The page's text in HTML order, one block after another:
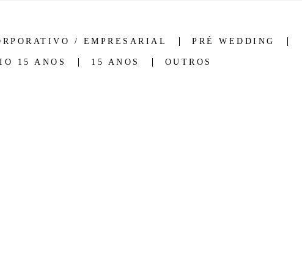
/ EMPRESARIAL PRÉ WEDDING
15 ANOS 15 ANOS OUTROS